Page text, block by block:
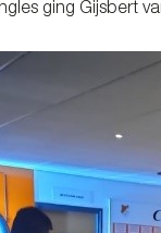
ging Gijsbert